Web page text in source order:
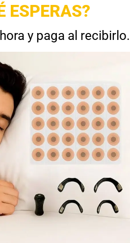
ESPERAS?
y paga al recibirlo.